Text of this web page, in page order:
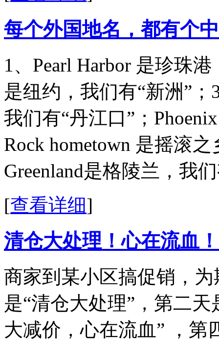
每个外国地名，都有个
1、Pearl Harbor 是珍珠
是纽约，我们有“新洲”；
我们有“丹江口”；
Rock hometown 是摇滚
Greenland是格陵兰，我
[查看详细]
清仓大处理！心在流血！
商家到某小区搞促销，
是“清仓大处理”，第二
大减价，心在流血” ，第